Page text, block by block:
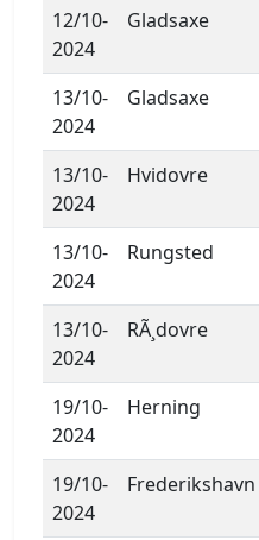
12/10-
2024
Gladsaxe
13/10-
2024
Gladsaxe
13/10-
2024
Hvidovre
13/10-
2024
Rungsted
13/10-
2024
RÃ¸dovre
19/10-
2024
Herning
19/10-
2024
Frederikshavn